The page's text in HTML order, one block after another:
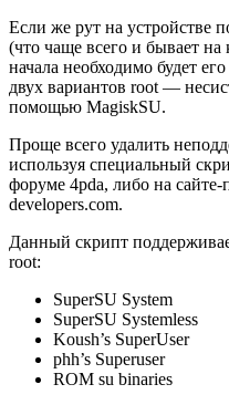
Если же рут на устройстве
(что чаще всего и бывает
начала необходимо будет
двух вариантов root —
помощью MagiskSU.
Проще всего удалить
используя специальный
форуме 4pda, либо на сайте-
developers.com.
Данный скрипт
root:
SuperSU System
SuperSU Systemless
Koush’s SuperUser
phh’s Superuser
ROM su binaries